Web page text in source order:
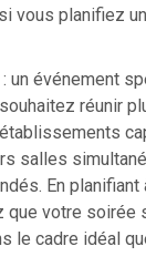
vous planifiez
un événement
réunir
salles
En planifiant
que votre soirée
le cadre idéal